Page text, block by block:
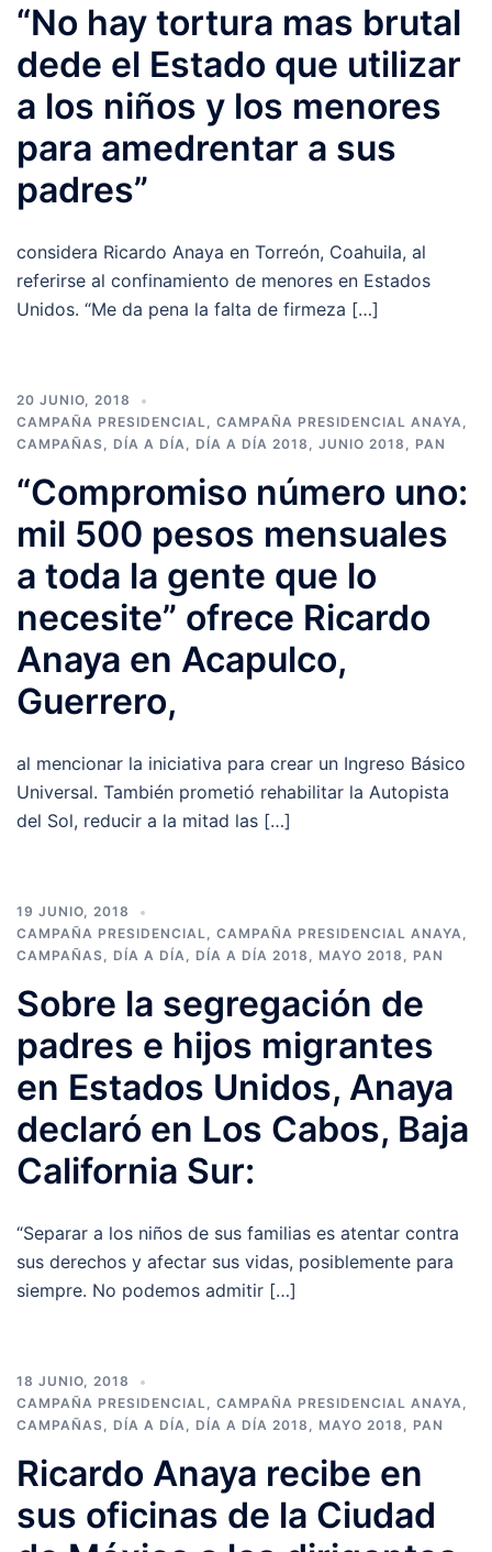
“No hay tortura mas brutal
dede el Estado que utilizar
a los niños y los menores
para amedrentar a sus
padres”
considera Ricardo Anaya en Torreón, Coahuila, al
referirse al confinamiento de menores en Estados
Unidos. “Me da pena la falta de firmeza […]
20 JUNIO, 2018
CAMPAÑA PRESIDENCIAL, CAMPAÑA PRESIDENCIAL ANAYA,
CAMPAÑAS, DÍA A DÍA, DÍA A DÍA 2018 , JUNIO 2018 , PAN
“Compromiso número uno:
mil 500 pesos mensuales
a toda la gente que lo
necesite” ofrece Ricardo
Anaya en Acapulco,
Guerrero,
al mencionar la iniciativa para crear un Ingreso Básico
Universal. También prometió rehabilitar la Autopista
del Sol, reducir a la mitad las […]
19 JUNIO, 2018
CAMPAÑA PRESIDENCIAL, CAMPAÑA PRESIDENCIAL ANAYA,
CAMPAÑAS, DÍA A DÍA, DÍA A DÍA 2018 , MAYO 2018 , PAN
Sobre la segregación de
padres e hijos migrantes
en Estados Unidos, Anaya
declaró en Los Cabos, Baja
California Sur:
“Separar a los niños de sus familias es atentar contra
sus derechos y afectar sus vidas, posiblemente para
siempre. No podemos admitir […]
18 JUNIO, 2018
CAMPAÑA PRESIDENCIAL, CAMPAÑA PRESIDENCIAL ANAYA,
CAMPAÑAS, DÍA A DÍA, DÍA A DÍA 2018 , MAYO 2018 , PAN
Ricardo Anaya recibe en
sus oficinas de la Ciudad